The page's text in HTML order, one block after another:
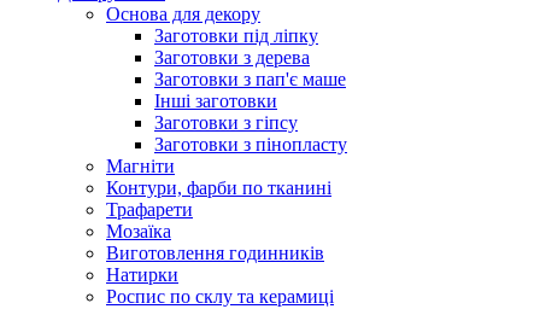
Основа для декору
Заготовки під ліпку
Заготовки з дерева
Заготовки з пап'є маше
Інші заготовки
Заготовки з гіпсу
Заготовки з пінопласту
Магніти
Контури, фарби по тканині
Трафарети
Мозаїка
Виготовлення годинників
Натирки
Роспис по склу та керамиці